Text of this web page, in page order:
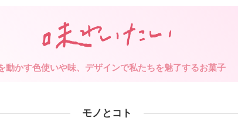
動かす色使いや味、デザインで私たちを魅了するお菓子
モノとコト